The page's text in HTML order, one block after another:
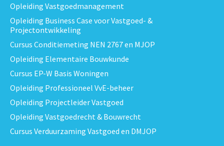
Opleiding Vastgoedmanagement
Opleiding Business Case voor Vastgoed- &
Projectontwikkeling
Cursus Conditiemeting NEN 2767 en MJOP
Opleiding Elementaire Bouwkunde
Cursus EP-W Basis Woningen
Opleiding Professioneel VvE-beheer
Opleiding Projectleider Vastgoed
Opleiding Vastgoedrecht & Bouwrecht
Cursus Verduurzaming Vastgoed en DMJOP